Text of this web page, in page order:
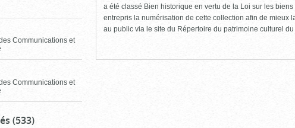
Communications et
Communications et
a été classé Bien historique en vertu de la Loi sur les
entrepris la numérisation de cette collection afin de mieux
au public via le site du Répertoire du patrimoine culturel
(533)